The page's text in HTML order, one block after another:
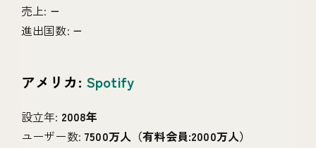
売上: −
進出国数: −
アメリカ: Spotify
設立年: 2008年
ユーザー数: 7500万人（有料会員:2000万人）